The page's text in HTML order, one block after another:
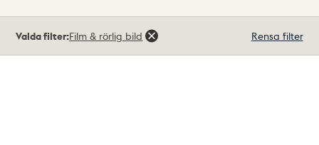
träffar
Valda filter:Film & rörlig bild Rensa filter